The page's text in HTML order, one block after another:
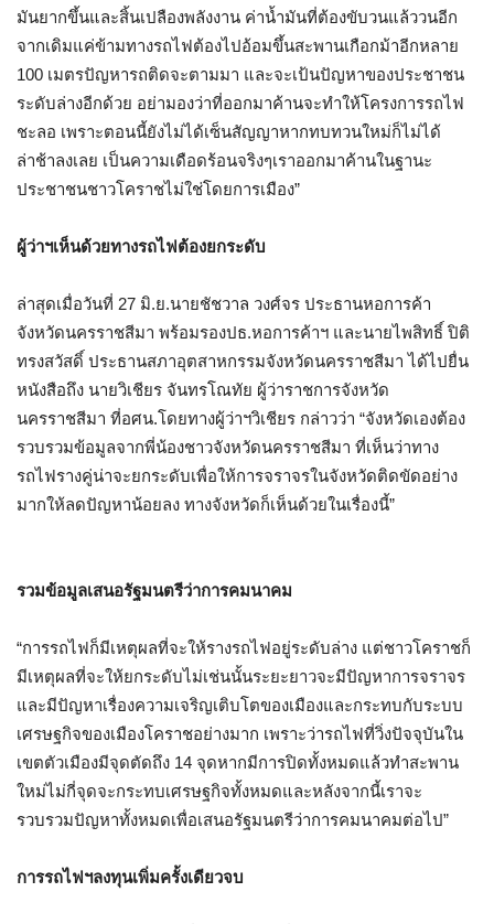
มันยากขึ้นและสิ้นเปลืองพลังงาน ค่าน้ำมันที่ต้องขับวนแล้ววนอีก
จากเดิมแค่ข้ามทางรถไฟต้องไปอ้อมขึ้นสะพานเกือกม้าอีกหลาย
100 เมตรปัญหารถติดจะตามมา และจะเป้นปัญหาของประชาชน
ระดับล่างอีกด้วย อย่ามองว่าที่ออกมาค้านจะทำให้โครงการรถไฟ
ชะลอ เพราะตอนนี้ยังไม่ได้เซ็นสัญญาหากทบทวนใหม่ก็ไม่ได้
ล่าช้าลงเลย เป็นความเดือดร้อนจริงๆเราออกมาค้านในฐานะ
ประชาชนชาวโคราชไม่ใช่โดยการเมือง”
ผู้ว่าฯเห็นด้วยทางรถไฟต้องยกระดับ
ล่าสุดเมื่อวันที่ 27 มิ.ย.นายชัชวาล วงศ์จร ประธานหอการค้า
จังหวัดนครราชสีมา พร้อมรองปธ.หอการค้าฯ และนายไพสิทธิ์ ปิติ
ทรงสวัสดิ์ ประธานสภาอุตสาหกรรมจังหวัดนครราชสีมา ได้ไปยื่น
หนังสือถึง นายวิเชียร จันทรโณทัย ผู้ว่าราชการจังหวัด
นครราชสีมา ที่อศน.โดยทางผู้ว่าฯวิเชียร กล่าวว่า “จังหวัดเองต้อง
รวบรวมข้อมูลจากพี่น้องชาวจังหวัดนครราชสีมา ที่เห็นว่าทาง
รถไฟรางคู่น่าจะยกระดับเพื่อให้การจราจรในจังหวัดติดขัดอย่าง
มากให้ลดปัญหาน้อยลง ทางจังหวัดก็เห็นด้วยในเรื่องนี้”
รวมข้อมูลเสนอรัฐมนตรีว่าการคมนาคม
“การรถไฟก็มีเหตุผลที่จะให้รางรถไฟอยู่ระดับล่าง แต่ชาวโคราชก็
มีเหตุผลที่จะให้ยกระดับไม่เช่นนั้นระยะยาวจะมีปัญหาการจราจร
และมีปัญหาเรื่องความเจริญเติบโตของเมืองและกระทบกับระบบ
เศรษฐกิจของเมืองโคราชอย่างมาก เพราะว่ารถไฟที่วิ่งปัจจุบันใน
เขตตัวเมืองมีจุดตัดถึง 14 จุดหากมีการปิดทั้งหมดแล้วทำสะพาน
ใหม่ไม่กี่จุดจะกระทบเศรษฐกิจทั้งหมดและหลังจากนี้เราจะ
รวบรวมปัญหาทั้งหมดเพื่อเสนอรัฐมนตรีว่าการคมนาคมต่อไป”
การรถไฟฯลงทุนเพิ่มครั้งเดียวจบ